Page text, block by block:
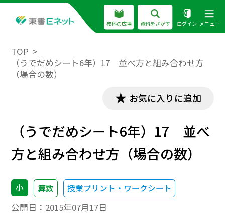
教科の広場 資料をさがす ログイン メニュー
TOP
（うでだめシート6年）17 並べ方と組み合わせ方
（場合の数）
お気に入りに追加
（うでだめシート6年）17 並べ
方と組み合わせ方（場合の数）
小 算数 授業プリント・ワークシート
公開日： 2015年07月17日